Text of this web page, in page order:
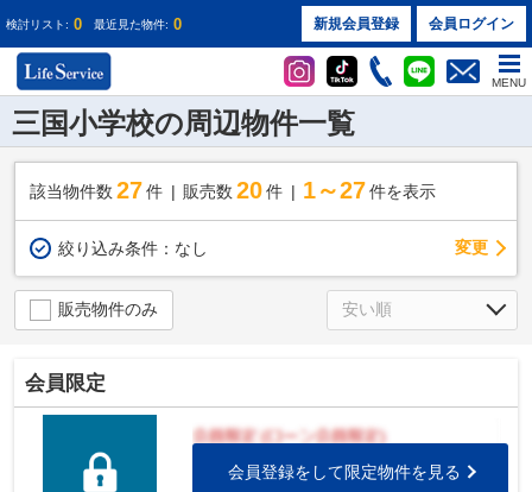
検討リスト: 0 最近見た物件: 0 新規会員登録 会員ログイン
MENU
三国小学校の周辺物件一覧
該当物件数 27件 販売数 20 件 1～27 件を表示
絞り込み条件： なし 変更
販売物件のみ
会員限定
会員登録をして限定物件を見る